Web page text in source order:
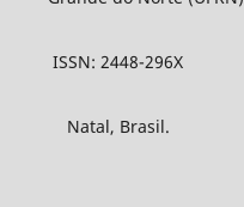
ISSN: 2448-296X
Natal, Brasil.